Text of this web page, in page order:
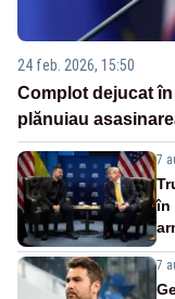
24 feb. 2026, 15:50
Complot dejucat
plănuiau
7
în
7